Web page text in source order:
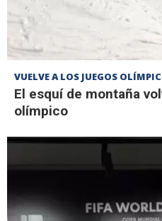
VUELVE A LOS JUEGOS
El esquí de montaña
olímpico